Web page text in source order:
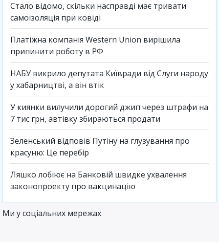
Стало відомо, скільки насправді має тривати
самоізоляція при ковіді
Платіжна компанія Western Union вирішила
припинити роботу в РФ
НАБУ викрило депутата Київради від Слуги народу
у хабарництві, а він втік
У киянки вилучили дорогий джип через штрафи на
7 тис грн, автівку збираються продати
Зеленський відповів Путіну на глузування про
красуню: Це перебір
Ляшко лобіює на Банковій швидке ухвалення
законопроекту про вакцинацію
Ми у соціальних мережах